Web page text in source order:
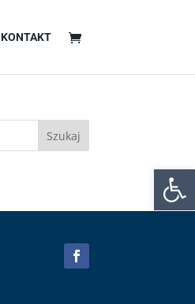
KONTAKT